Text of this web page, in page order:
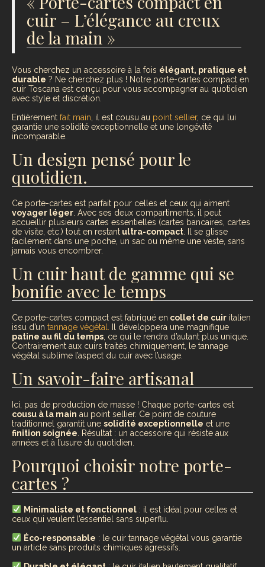
cuir – L’élégance au creux
de la main »
Vous cherchez un accessoire à la fois élégant, pratique et
durable ? Ne cherchez plus ! Notre porte-cartes compact en
cuir Toscana est conçu pour vous accompagner au quotidien
avec style et discrétion.
Entièrement fait main , il est cousu au point sellier, ce qui lui
garantie une solidité exceptionnelle et une longévité
incomparable.
Un design pensé pour le
quotidien.
Ce porte-cartes est parfait pour celles et ceux qui aiment
voyager léger . Avec ses deux compartiments, il peut
accueillir plusieurs cartes essentielles (cartes bancaires, cartes
de visite, etc.) tout en restant ultra-compact . Il se glisse
facilement dans une poche, un sac ou même une veste, sans
jamais vous encombrer.
Un cuir haut de gamme qui se
bonifie avec le temps
Ce porte-cartes compact est fabriqué en collet de cuir italien
issu d’un tannage végétal.
Il développera une magnifique
patine au fil du temps , ce qui le rendra d’autant plus unique.
Contrairement aux cuirs traités chimiquement, le tannage
végétal sublime l’aspect du cuir avec l’usage.
Un savoir-faire artisanal
Ici, pas de production de masse ! Chaque porte-cartes est
cousu à la main au point sellier. Ce point de couture
traditionnel garantit une solidité exceptionnelle et une
finition soignée . Résultat : un accessoire qui résiste aux
années et à l’usure du quotidien.
Pourquoi choisir notre porte-
cartes ?
Minimaliste et fonctionnel: il est idéal pour celles et
ceux qui veulent l’essentiel sans superflu.
Éco-responsable : le cuir tannage végétal vous garantie
un article sans produits chimiques agressifs.